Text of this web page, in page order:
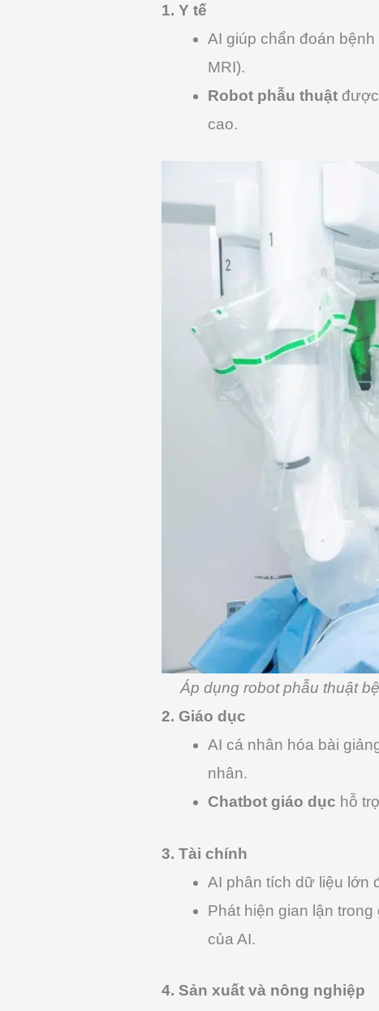
1. Y tế
AI giúp chẩn đoán
MRI).
Robot phẫu thuậtđược
cao.
Áp dụng robot phẫu thuật
2. Giáo dục
AI cá nhân hóa bài
nhân.
Chatbot giáo dục hỗ
3. Tài chính
AI phân tích dữ liệu lớn
Phát hiện gian lận
của AI.
4. Sản xuất và nông nghiệp